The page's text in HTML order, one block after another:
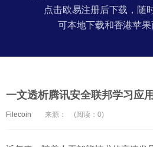
点击欧易注册后下载，随
可本地下载和香港苹
一文透析腾讯安全联邦学习应
Filecoin 来源： (阅读：0)